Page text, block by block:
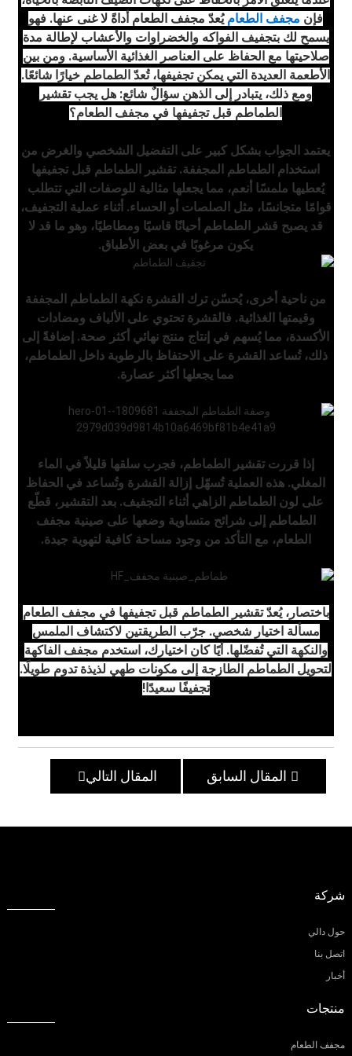
فإن مجفف الطعام يُعدّ مجفف الطعام أداةً لا غنى عنها. فهو
يسمح لك بتجفيف الفواكه والخضراوات والأعشاب لإطالة مدة
صلاحيتها مع الحفاظ على العناصر الغذائية الأساسية. ومن بين
الأطعمة العديدة التي يمكن تجفيفها، تُعدّ الطماطم خيارًا شائعًا.
ومع ذلك، يتبادر إلى الذهن سؤالٌ شائع: هل يجب تقشير
الطماطم قبل تجفيفها في مجفف الطعام؟
يعتمد الجواب بشكل كبير على التفضيل الشخصي والغرض من
استخدام الطماطم المجففة. تقشير الطماطم قبل تجفيفها
يُعطيها ملمسًا أنعم، مما يجعلها مثالية للوصفات التي تتطلب
قوامًا متجانسًا، مثل الصلصات أو الحساء. أثناء عملية التجفيف،
قد يصبح قشر الطماطم أحيانًا قاسيًا ومطاطيًا، وهو ما قد لا
يكون مرغوبًا في بعض الأطباق.
من ناحية أخرى، يُحسّن ترك القشرة نكهة الطماطم المجففة
وقيمتها الغذائية. فالقشرة تحتوي على الألياف ومضادات
الأكسدة، مما يُسهم في إنتاج منتج نهائي أكثر صحة. إضافةً إلى
ذلك، تُساعد القشرة على الاحتفاظ بالرطوبة داخل الطماطم،
مما يجعلها أكثر عصارة.
إذا قررت تقشير الطماطم، فجرب سلقها قليلاً في الماء
المغلي. هذه العملية تُسهّل إزالة القشرة وتُساعد في الحفاظ
على لون الطماطم الزاهي أثناء التجفيف. بعد التقشير، قطّع
الطماطم إلى شرائح متساوية وضعها على صينية مجفف
الطعام، مع التأكد من وجود مساحة كافية لتهوية جيدة.
باختصار، يُعدّ تقشير الطماطم قبل تجفيفها في مجفف الطعام
مسألة اختيار شخصي. جرّب الطريقتين لاكتشاف الملمس
والنكهة التي تُفضّلها. أيًا كان اختيارك، استخدم مجفف الفاكهة
لتحويل الطماطم الطازجة إلى مكونات طهي لذيذة تدوم طويلًا.
تجفيفًا سعيدًا!
المقال السابق المقال التالي
شركة
حول دالي
اتصل بنا
أخبار
منتجات
مجفف الطعام